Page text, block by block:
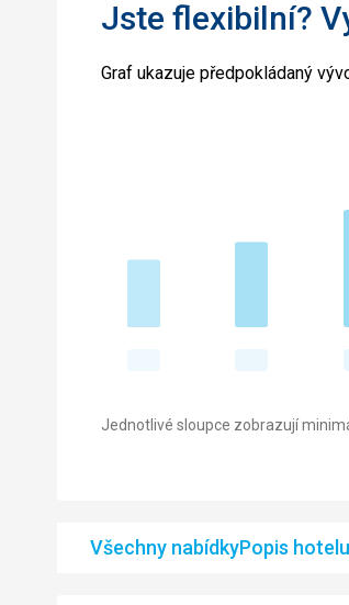
Jste flexibilní?
Graf ukazuje předpokládaný
Jednotlivé sloupce zobrazují
Všechny nabídkyPopis hotelu